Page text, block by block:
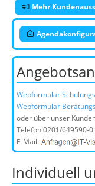
Mehr
Webformular
Webformular
oder über unser
Telefon0201/649590-0
E-Mail:
Individuell